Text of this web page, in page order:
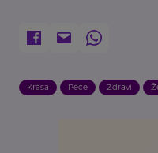
Krása Péče Zdraví